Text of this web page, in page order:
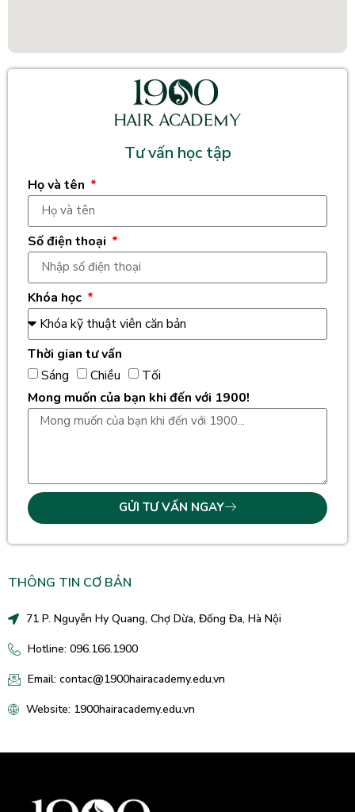
Tư vấn học tập
Họ và tên
Số điện thoại
Khóa học
Thời gian tư vấn
Sáng
Chiều
Tối
Mong muốn của bạn khi đến với 1900!
GỬI TƯ VẤN NGAY
THÔNG TIN CƠ BẢN
71 P. Nguyễn Hy Quang, Chợ Dừa, Đống Đa, Hà Nội
Hotline: 096.166.1900
Email: contac@1900hairacademy.edu.vn
Website: 1900hairacademy.edu.vn